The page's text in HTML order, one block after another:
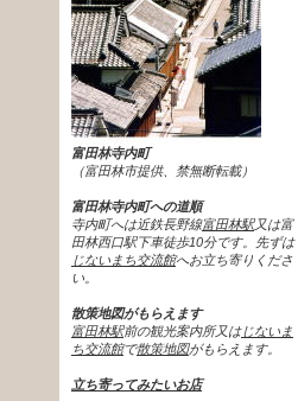
富田林寺内町
（富田林市提供、禁無断転載）
富田林寺内町への道順
寺内町へは近鉄長野線富田林駅又は富
田林西口駅下車徒歩10分です。先ずは
じないまち交流館へお立ち寄りくださ
い。
散策地図がもらえます
富田林駅前の観光案内所又はじないま
ち交流館で散策地図がもらえます。
立ち寄ってみたいお店